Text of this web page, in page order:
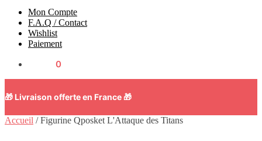
Mon Compte
F.A.Q / Contact
Wishlist
Paiement
0
🎁 Livraison offerte en France 🎁
Accueil /Figurine Qposket L'Attaque des Titans